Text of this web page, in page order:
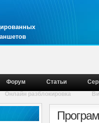
Форум Статьи
Онлайн разблокировка